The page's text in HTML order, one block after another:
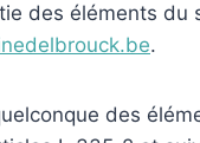
des éléments
.
des